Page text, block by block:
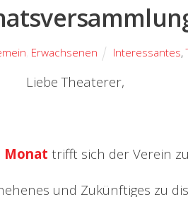
Erwachsenen Interessantes,
Liebe Theaterer,
Monat trifft sich der Verein
und Zukünftiges zu